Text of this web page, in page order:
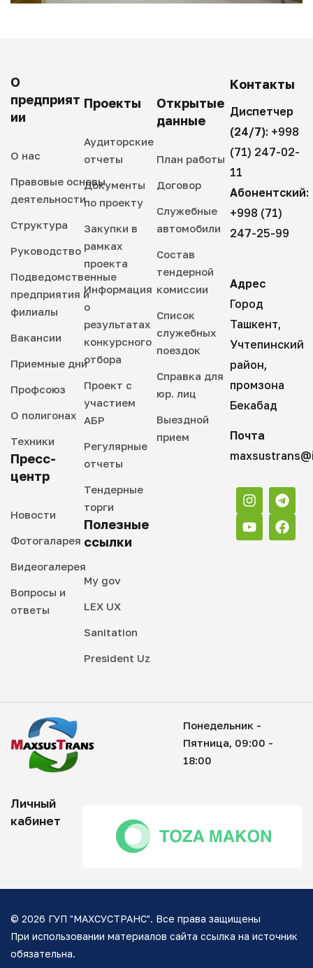
О
предприят
ии
О нас
Правовые основы
деятельности
Структура
Руководство
Подведомственные
предприятия и
филиалы
Вакансии
Приемные дни
Профсоюз
О полигонах
Техники
Пресс-
центр
Новости
Фотогаларея
Видеогалерея
Вопросы и
ответы
Проекты
Аудиторские
отчеты
Документы
по проекту
Закупки в
рамках
проекта
Информация
о
результатах
конкурсного
отбора
Проект с
участием
АБР
Регулярные
отчеты
Тендерные
торги
Полезные
ссылки
My gov
LEX UX
Sanitation
President Uz
Открытые
данные
План работы
Договор
Служебные
автомобили
Состав
тендерной
комиссии
Список
служебных
поездок
Справка для
юр. лиц
Выездной
прием
Контакты
Диспетчер
(24/7): +998
(71) 247-02-
11
Абонентский:
+998 (71)
247-25-99
Адрес
Город
Ташкент,
Учтепинский
район,
промзона
Бекабад
Почта
Понедельник -
Пятница, 09:00 -
18:00
Личный
кабинет
© 2026 ГУП "МАХСУСТРАНС". Все права защищены
При использовании материалов сайта ссылка на источник
обязательна.